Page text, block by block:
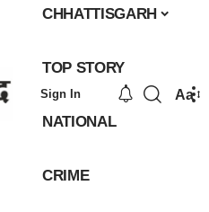
CHHATTISGARH
TOP STORY
NATIONAL
CRIME
Sign In Aa